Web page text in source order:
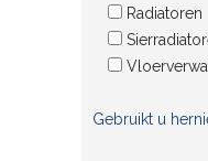
Radiatoren
Gebruikt u